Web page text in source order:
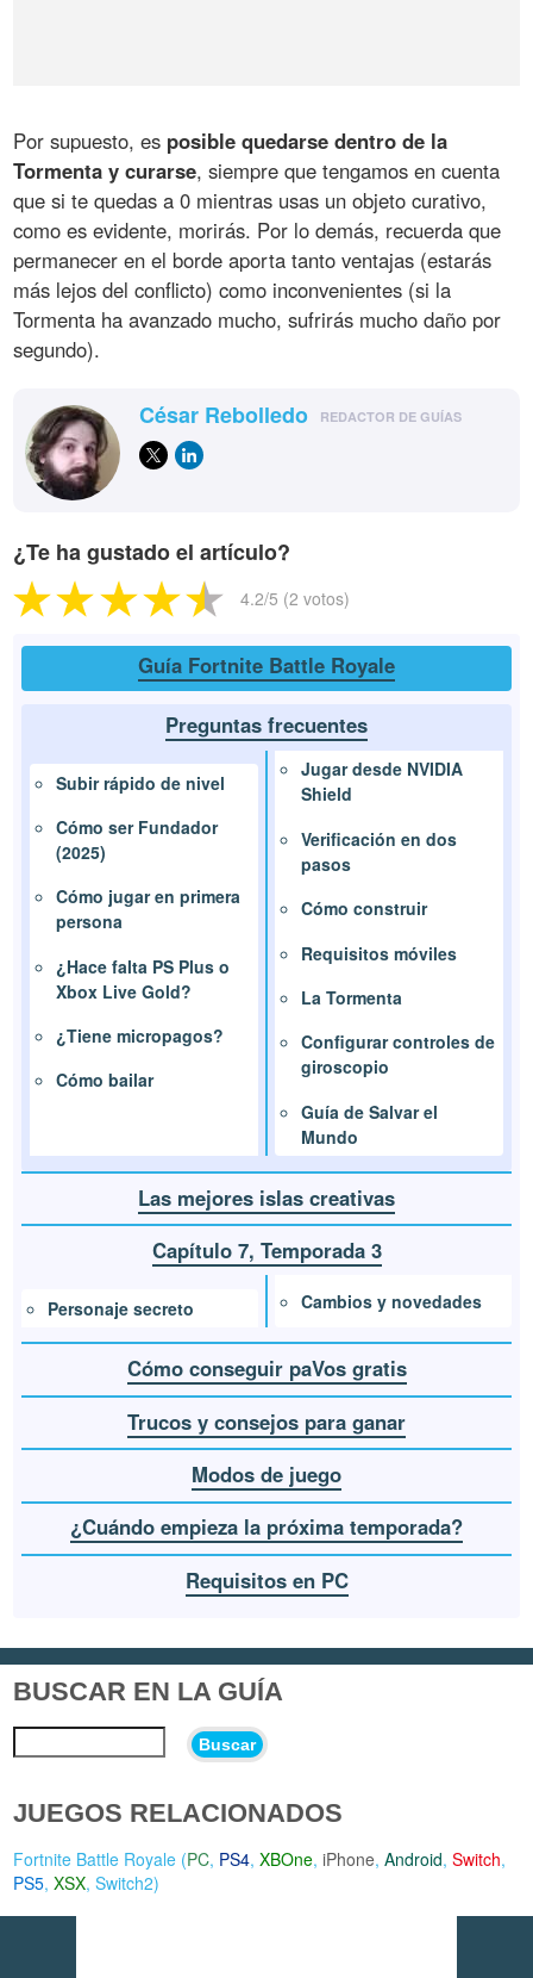
Por supuesto, es posible quedarse dentro de la
Tormenta y curarse, siempre que tengamos en cuenta
que si te quedas a 0 mientras usas un objeto curativo,
como es evidente, morirás. Por lo demás, recuerda que
permanecer en el borde aporta tanto ventajas (estarás
más lejos del conflicto) como inconvenientes (si la
Tormenta ha avanzado mucho, sufrirás mucho daño por
segundo).
César Rebolledo REDACTOR DE GUÍAS
¿Te ha gustado el artículo?
4.2/5 (2 votos)
Guía Fortnite Battle Royale
Preguntas frecuentes
Subir rápido de nivel
Cómo ser Fundador
(2025)
Cómo jugar en primera
persona
¿Hace falta PS Plus o
Xbox Live Gold?
¿Tiene micropagos?
Cómo bailar
Jugar desde NVIDIA
Shield
Verificación en dos
pasos
Cómo construir
Requisitos móviles
La Tormenta
Configurar controles de
giroscopio
Guía de Salvar el
Mundo
Las mejores islas creativas
Capítulo 7, Temporada 3
Personaje secreto Cambios y novedades
Cómo conseguir paVos gratis
Trucos y consejos para ganar
Modos de juego
¿Cuándo empieza la próxima temporada?
Requisitos en PC
BUSCAR EN LA GUÍA
Buscar
JUEGOS RELACIONADOS
Fortnite Battle Royale (PC, PS4,XBOne,iPhone,Android,Switch,
PS5,XSX,Switch2)